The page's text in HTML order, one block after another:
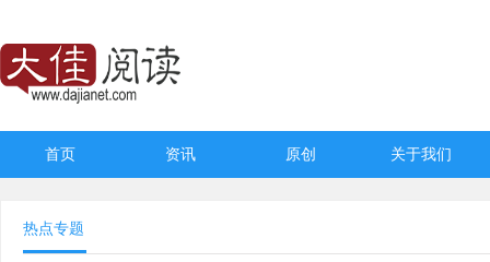
首页 资讯 原创 关于我们
热点专题